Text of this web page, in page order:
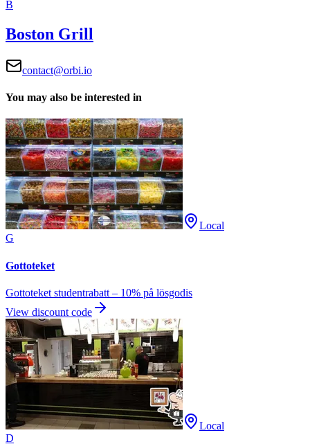
B
Boston Grill
contact@orbi.io
You may also be interested in
Local
G
Gottoteket
Gottoteket studentrabatt – 10% på lösgodis
View discount code
Local
D